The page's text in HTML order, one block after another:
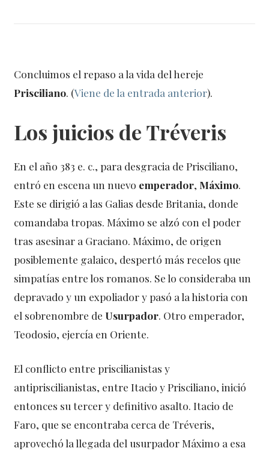
Concluimos el repaso a la vida del hereje
Prisciliano. (Viene de la entrada anterior).
Los juicios de Tréveris
En el año 383 e. c., para desgracia de Prisciliano,
entró en escena un nuevo emperador, Máximo.
Este se dirigió a las Galias desde Britania, donde
comandaba tropas. Máximo se alzó con el poder
tras asesinar a Graciano. Máximo, de origen
posiblemente galaico, despertó más recelos que
simpatías entre los romanos. Se lo consideraba un
depravado y un expoliador y pasó a la historia con
el sobrenombre de Usurpador. Otro emperador,
Teodosio, ejercía en Oriente.
El conflicto entre priscilianistas y
antipriscilianistas, entre Itacio y Prisciliano, inició
entonces su tercer y definitivo asalto. Itacio de
Faro, que se encontraba cerca de Tréveris,
aprovechó la llegada del usurpador Máximo a esa